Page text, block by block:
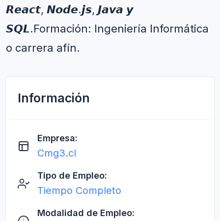
𝙍𝙚𝙖𝙘𝙩, 𝙉𝙤𝙙𝙚.𝙟𝙨, 𝙅𝙖𝙫𝙖 𝙮
𝙎𝙌𝙇.Formación: Ingeniería Informática
o carrera afín.
Información
Empresa:
Cmg3.cl
Tipo de Empleo:
Tiempo Completo
Modalidad de Empleo: